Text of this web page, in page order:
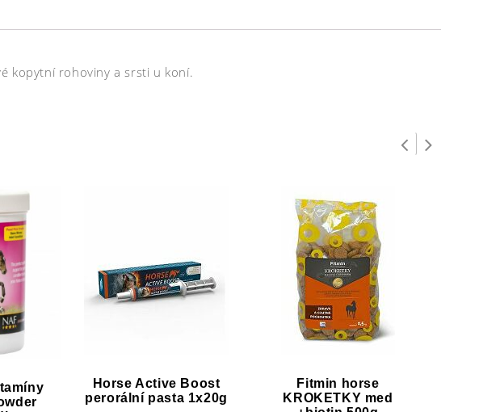
kopytní rohoviny a srsti u koní.
Horse Active Boost
perorální pasta 1x20g
Fitmin horse
KROKETKY med